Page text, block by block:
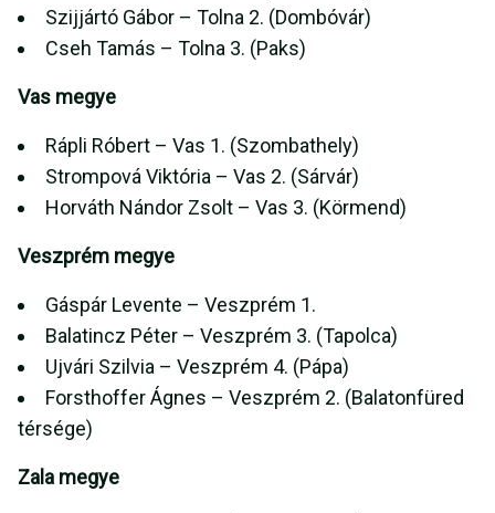
Szijjártó Gábor – Tolna 2. (Dombóvár)
Cseh Tamás – Tolna 3. (Paks)
Vas megye
Rápli Róbert – Vas 1. (Szombathely)
Strompová Viktória – Vas 2. (Sárvár)
Horváth Nándor Zsolt – Vas 3. (Körmend)
Veszprém megye
Gáspár Levente – Veszprém 1.
Balatincz Péter – Veszprém 3. (Tapolca)
Ujvári Szilvia – Veszprém 4. (Pápa)
Forsthoffer Ágnes – Veszprém 2. (Balatonfüred
térsége)
Zala megye